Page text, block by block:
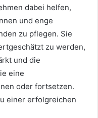
dabei helfen,
und enge
zu pflegen. Sie
zu werden,
und die
eine
oder fortsetzen.
einer erfolgreichen